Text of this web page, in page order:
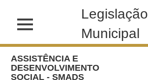
Legislação
Municipal
ASSISTÊNCIA E
DESENVOLVIMENTO
SOCIAL - SMADS